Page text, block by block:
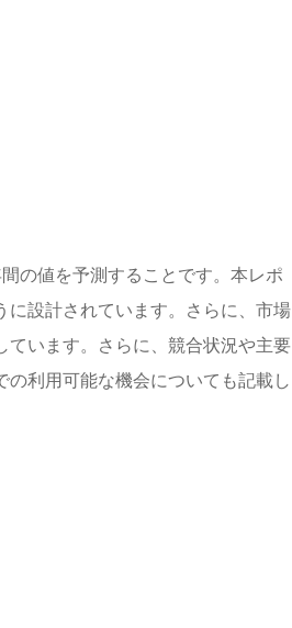
の値を予測することです。本レポ
に設計されています。さらに、市場
います。さらに、競合状況や主要
利用可能な機会についても記載し